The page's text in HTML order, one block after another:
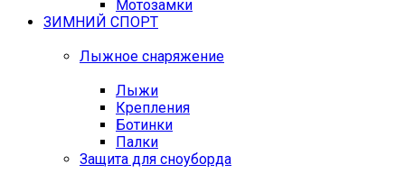
Мотозамки
ЗИМНИЙ СПОРТ
Лыжное снаряжение
Лыжи
Крепления
Ботинки
Палки
Защита для сноуборда